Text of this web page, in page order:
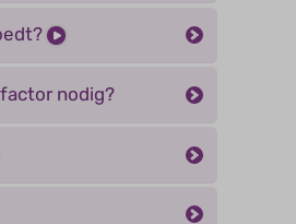
nodig?